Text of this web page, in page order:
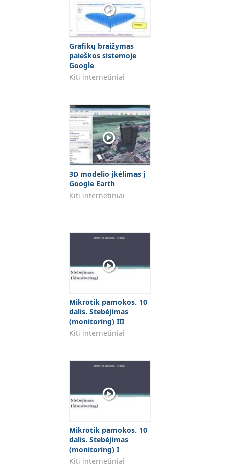
Grafikų braižymas
paieškos sistemoje
Google
Kiti internetiniai
3D modelio įkėlimas į
Google Earth
Kiti internetiniai
Mikrotik pamokos. 10
dalis. Stebėjimas
(monitoring) III
Kiti internetiniai
Mikrotik pamokos. 10
dalis. Stebėjimas
(monitoring) I
Kiti internetiniai